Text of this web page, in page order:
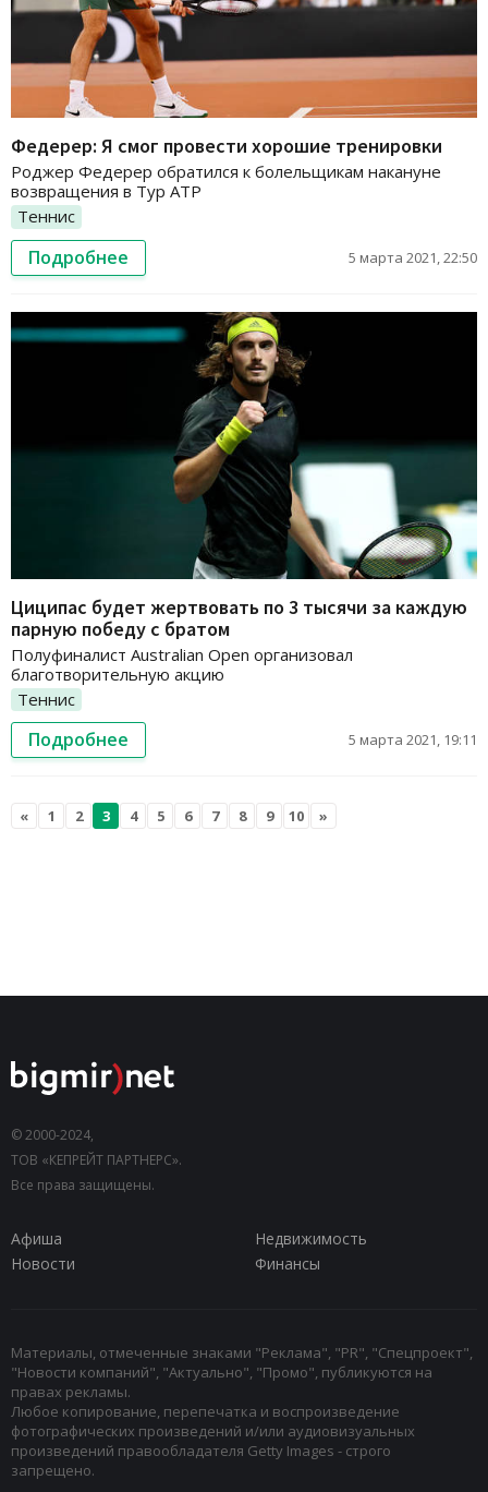
Федерер: Я смог провести хорошие тренировки
Роджер Федерер обратился к болельщикам накануне
возвращения в Тур АТР
Теннис
Подробнее 5 марта 2021, 22:50
Циципас будет жертвовать по 3 тысячи за каждую
парную победу с братом
Полуфиналист Australian Open организовал
благотворительную акцию
Теннис
Подробнее 5 марта 2021, 19:11
« 1 2 3 4 5 6 7 8 9 10 »
© 2000-2024,
ТОВ «КЕПРЕЙТ ПАРТНЕРС».
Все права защищены.
Афиша
Недвижимость
Новости
Финансы
Материалы, отмеченные знаками "Реклама", "PR", "Спецпроект",
"Новости компаний", "Актуально", "Промо", публикуются на
правах рекламы.
Любое копирование, перепечатка и воспроизведение
фотографических произведений и/или аудиовизуальных
произведений правообладателя Getty Images - строго
запрещено.